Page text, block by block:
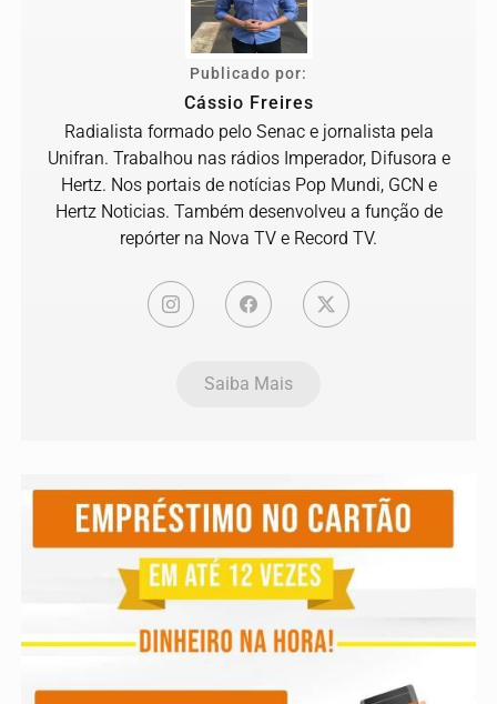
Publicado por:
Cássio Freires
Radialista formado pelo Senac e jornalista pela
Unifran. Trabalhou nas rádios Imperador, Difusora e
Hertz. Nos portais de notícias Pop Mundi, GCN e
Hertz Noticias. Também desenvolveu a função de
repórter na Nova TV e Record TV.
Saiba Mais